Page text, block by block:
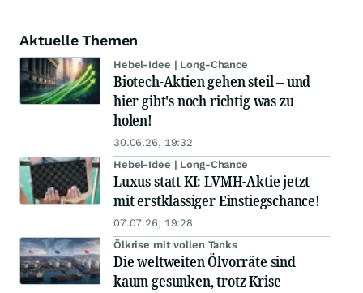
Aktuelle Themen
Hebel-Idee | Long-Chance
Biotech-Aktien gehen steil – und
hier gibt's noch richtig was zu
holen!
30.06.26, 19:32
Hebel-Idee | Long-Chance
Luxus statt KI: LVMH-Aktie jetzt
mit erstklassiger Einstiegschance!
07.07.26, 19:28
Ölkrise mit vollen Tanks
Die weltweiten Ölvorräte sind
kaum gesunken, trotz Krise